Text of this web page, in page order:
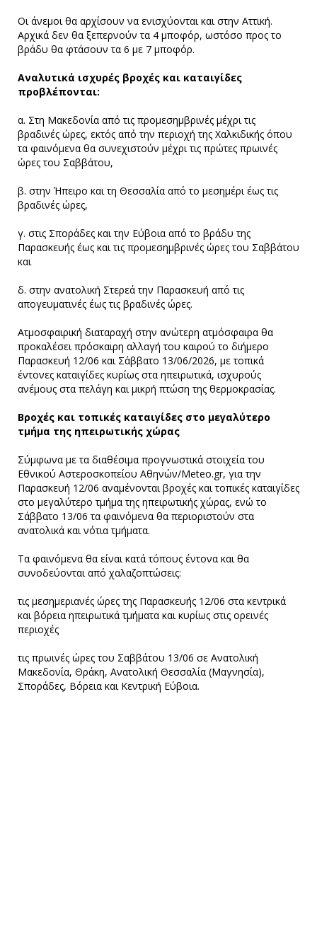
Οι άνεμοι θα αρχίσουν να ενισχύονται και στην Αττική.
Αρχικά δεν θα ξεπερνούν τα 4 μποφόρ, ωστόσο προς το
βράδυ θα φτάσουν τα 6 με 7 μποφόρ.
Αναλυτικά ισχυρές βροχές και καταιγίδες
προβλέπονται:
α. Στη Μακεδονία από τις προμεσημβρινές μέχρι τις
βραδινές ώρες, εκτός από την περιοχή της Χαλκιδικής όπου
τα φαινόμενα θα συνεχιστούν μέχρι τις πρώτες πρωινές
ώρες του Σαββάτου,
β. στην Ήπειρο και τη Θεσσαλία από το μεσημέρι έως τις
βραδινές ώρες,
γ. στις Σποράδες και την Εύβοια από το βράδυ της
Παρασκευής έως και τις προμεσημβρινές ώρες του Σαββάτου
και
δ. στην ανατολική Στερεά την Παρασκευή από τις
απογευματινές έως τις βραδινές ώρες.
Ατμοσφαιρική διαταραχή στην ανώτερη ατμόσφαιρα θα
προκαλέσει πρόσκαιρη αλλαγή του καιρού το διήμερο
Παρασκευή 12/06 και Σάββατο 13/06/2026, με τοπικά
έντονες καταιγίδες κυρίως στα ηπειρωτικά, ισχυρούς
ανέμους στα πελάγη και μικρή πτώση της θερμοκρασίας.
Bροχές και τοπικές καταιγίδες στο μεγαλύτερο
τμήμα της ηπειρωτικής χώρας
Σύμφωνα με τα διαθέσιμα προγνωστικά στοιχεία του
Εθνικού Αστεροσκοπείου Αθηνών/Meteo.gr, για την
Παρασκευή 12/06 αναμένονται βροχές και τοπικές καταιγίδες
στο μεγαλύτερο τμήμα της ηπειρωτικής χώρας, ενώ το
Σάββατο 13/06 τα φαινόμενα θα περιοριστούν στα
ανατολικά και νότια τμήματα.
Τα φαινόμενα θα είναι κατά τόπους έντονα και θα
συνοδεύονται από χαλαζοπτώσεις:
τις μεσημεριανές ώρες της Παρασκευής 12/06 στα κεντρικά
και βόρεια ηπειρωτικά τμήματα και κυρίως στις ορεινές
περιοχές
τις πρωινές ώρες του Σαββάτου 13/06 σε Ανατολική
Μακεδονία, Θράκη, Ανατολική Θεσσαλία (Μαγνησία),
Σποράδες, Βόρεια και Κεντρική Εύβοια.